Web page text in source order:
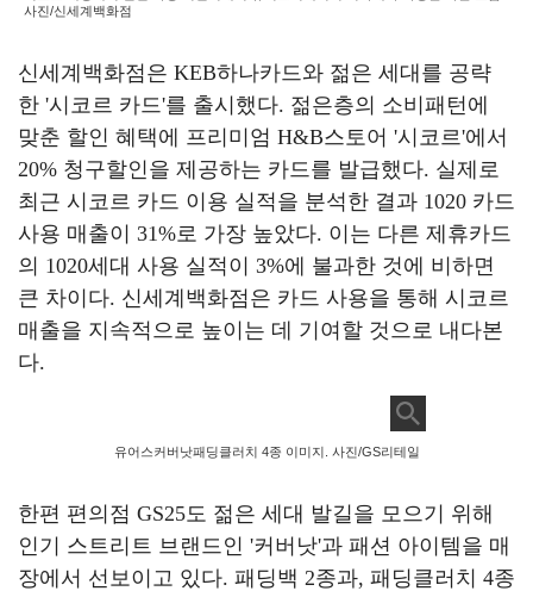
사진/신세계백화점
신세계백화점은 KEB하나카드와 젊은 세대를 공략
한 '시코르 카드'를 출시했다. 젊은층의 소비패턴에
맞춘 할인 혜택에
프리미엄 H&B스토어 '시코르'에서
20% 청구할인을 제공하는 카드를 발급했다. 실제로
최근 시코르 카드 이용 실적을 분석한 결과 1020 카드
사용 매출이 31%로 가장 높았다. 이는 다른 제휴카드
의 1020세대 사용 실적이 3%에 불과한 것에 비하면
큰 차이다. 신세계백화점은 카드 사용을 통해 시코르
매출을 지속적으로 높이는 데 기여할 것으로 내다본
다.
유어스커버낫패딩클러치 4종 이미지. 사진/GS리테일
한편 편의점 GS25도 젊은 세대 발길을 모으기 위해
인기 스트리트 브랜드인 '커버낫'과 패션 아이템을 매
장에서 선보이고 있다. 패딩백 2종과, 패딩클러치 4종